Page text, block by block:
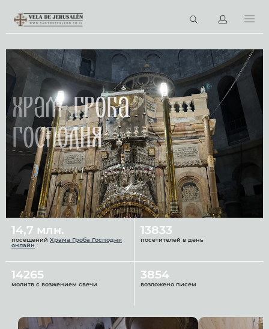
Виртуальные туры
Библиотека
Наши святыни
Новости
Церковный календарь
RU
Храм Гроба
Господня
14,7 млн.
посещений Храма Гроба Господня
онлайн
13833
посетителей в день
14265
молитв с возжением свечи
3854
возложено писем